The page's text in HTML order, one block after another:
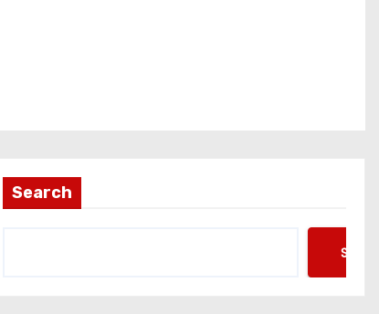
Search